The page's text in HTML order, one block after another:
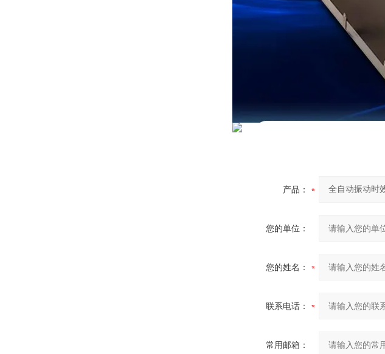
产品：
您的单位：
您的姓名：
联系电话：
常用邮箱：